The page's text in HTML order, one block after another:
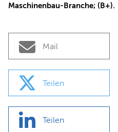
Maschinenbau-Branche; (B+).
Mail
Teilen
Teilen